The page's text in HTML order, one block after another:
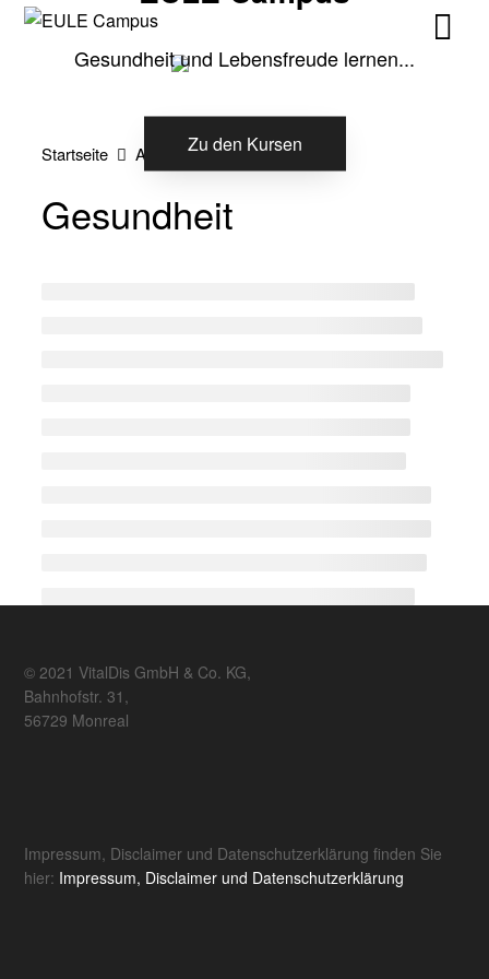
Skip
Skip
Gesundheit und Lebensfreude lernen...
Zu den Kursen
Startseite Alle Kurse Gesundheit
Gesundheit
© 2021 VitalDis GmbH & Co. KG,
Bahnhofstr. 31,
56729 Monreal
Impressum, Disclaimer und Datenschutzerklärung finden Sie
hier: Impressum, Disclaimer und Datenschutzerklärung